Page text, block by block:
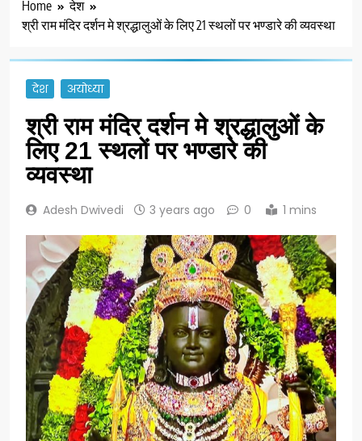
Home
देश
श्री राम मंदिर दर्शन मे श्रद्धालुओं के लिए 21 स्थलों पर भण्डारे की व्यवस्था
देश अयोध्या
श्री राम मंदिर दर्शन मे श्रद्धालुओं के
लिए 21 स्थलों पर भण्डारे की
व्यवस्था
Adesh Dwivedi 3 years ago 0 1 mins